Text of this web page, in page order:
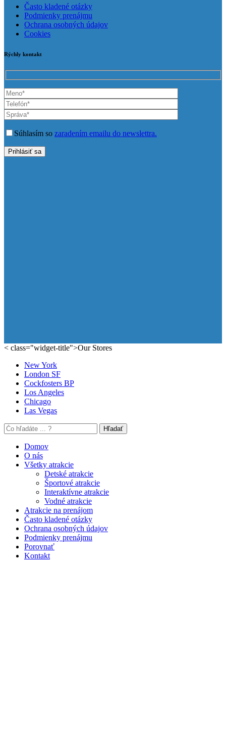
Často kladené otázky
Podmienky prenájmu
Ochrana osobných údajov
Cookies
Rýchly kontakt
Súhlasím so zaradením emailu do newslettra.
< class="widget-title">Our Stores
New York
London SF
Cockfosters BP
Los Angeles
Chicago
Las Vegas
Hľadať
Domov
O nás
Všetky atrakcie
Detské atrakcie
Športové atrakcie
Interaktívne atrakcie
Vodné atrakcie
Atrakcie na prenájom
Často kladené otázky
Ochrana osobných údajov
Podmienky prenájmu
Porovnať
Kontakt